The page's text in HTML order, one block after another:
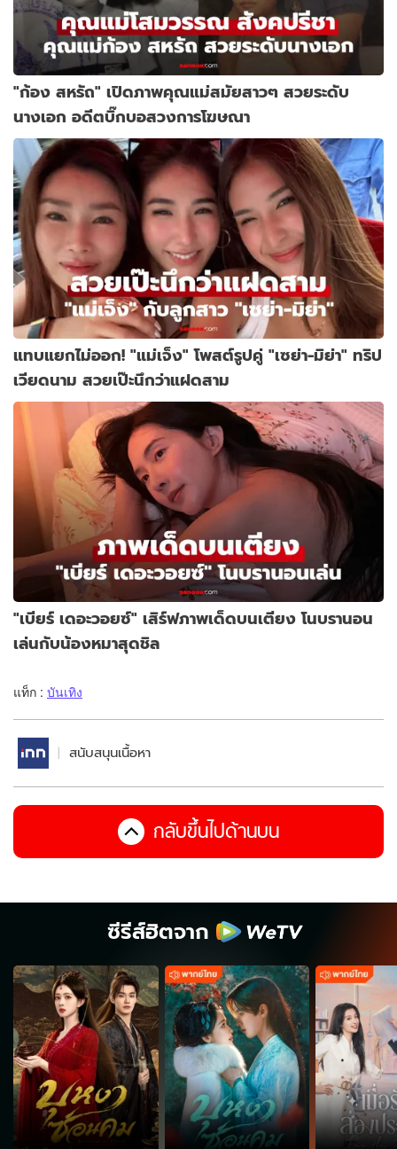
"ก้อง สหรัถ" เปิดภาพคุณแม่สมัยสาวๆ สวยระดับ
นางเอก อดีตบิ๊กบอสวงการโฆษณา
แทบแยกไม่ออก! "แม่เจ็ง" โพสต์รูปคู่ "เซย่า-มิย่า" ทริป
เวียดนาม สวยเป๊ะนึกว่าแฝดสาม
"เบียร์ เดอะวอยซ์" เสิร์ฟภาพเด็ดบนเตียง โนบรานอน
เล่นกับน้องหมาสุดชิล
แท็ก : บันเทิง
สนับสนุนเนื้อหา
กลับขึ้นไปด้านบน
ซีรีส์ฮิตจาก